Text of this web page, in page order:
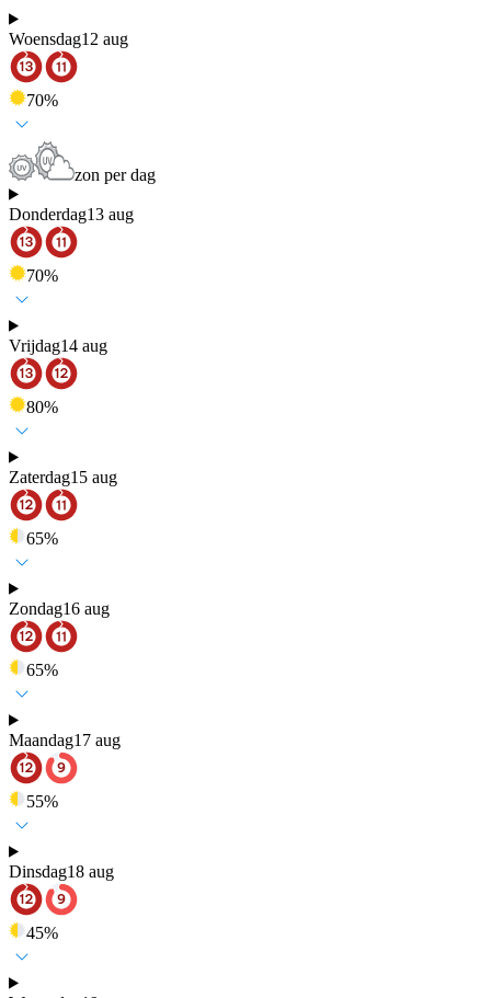
Woensdag12 aug
70%
zon per dag
Donderdag13 aug
70%
Vrijdag14 aug
80%
Zaterdag15 aug
65%
Zondag16 aug
65%
Maandag17 aug
55%
Dinsdag18 aug
45%